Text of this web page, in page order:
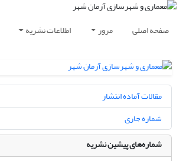
صفحه اصلی مرور اطلاعات نشریه
مقالات آماده انتشار
شماره جاری
شماره‌های پیشین نشریه